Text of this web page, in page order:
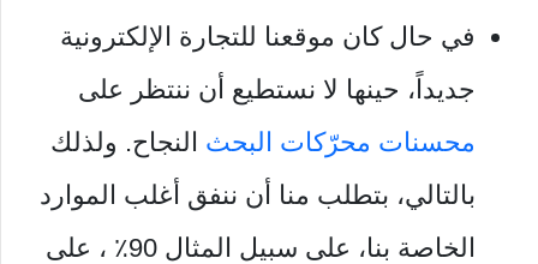
في حال كان موقعنا للتجارة الإلكترونية
جديداً، حينها لا نستطيع أن ننتظر على
محسنات محرّكات البحث النجاح. ولذلك
بالتالي، بتطلب منا أن ننفق أغلب الموارد
الخاصة بنا، على سبيل المثال 90٪ ، على